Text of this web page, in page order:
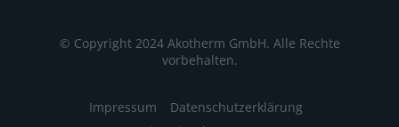
© Copyright 2024 Akotherm GmbH. Alle Rechte
vorbehalten.
Impressum
Datenschutzerklärung